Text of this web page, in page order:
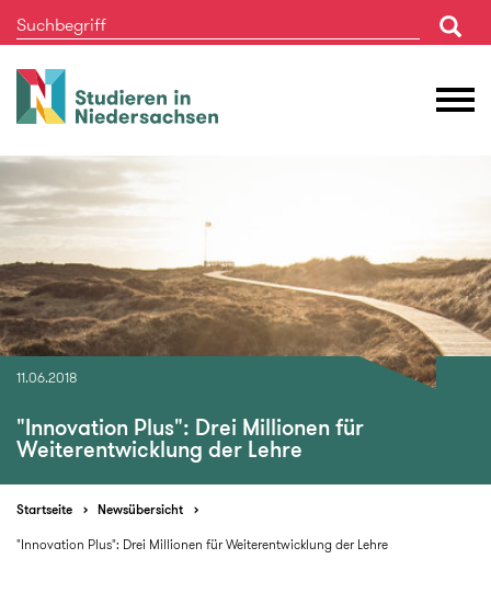
Studieren
in
11.06.2018
"Innovation Plus": Drei Millionen für
Weiterentwicklung der Lehre
Startseite
Newsübersicht
"Innovation Plus": Drei Millionen für Weiterentwicklung der Lehre